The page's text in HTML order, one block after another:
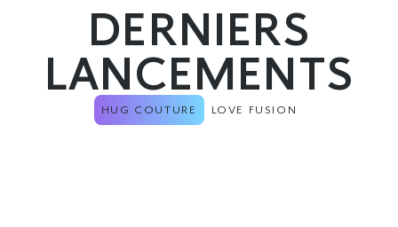
DERNIERS
LANCEMENTS
HUG COUTURE LOVE FUSION